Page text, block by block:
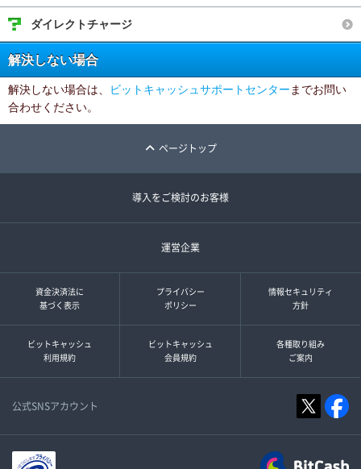
ダイレクトチャージ
解決しない場合
解決しない場合は、 ビットキャッシュサポートセンター までお問い
合わせください。
ページトップ
導入をご検討のお客様
運営企業
資金決済法に
基づく表示
プライバシー
ポリシー
情報セキュリティ
方針
ビットキャッシュ
利用規約
ビットキャッシュ
会員規約
各種取り組み
ご案内
公式SNSアカウント